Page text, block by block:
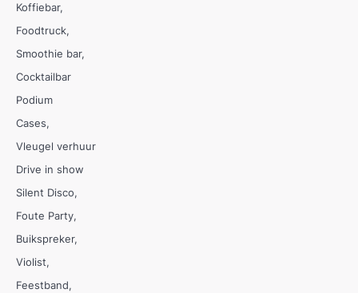
Koffiebar
Foodtruck
Smoothie bar
Cocktailbar
Podium
Cases
Vleugel verhuur
Drive in show
Silent Disco
Foute Party
Buikspreker
Violist
Feestband